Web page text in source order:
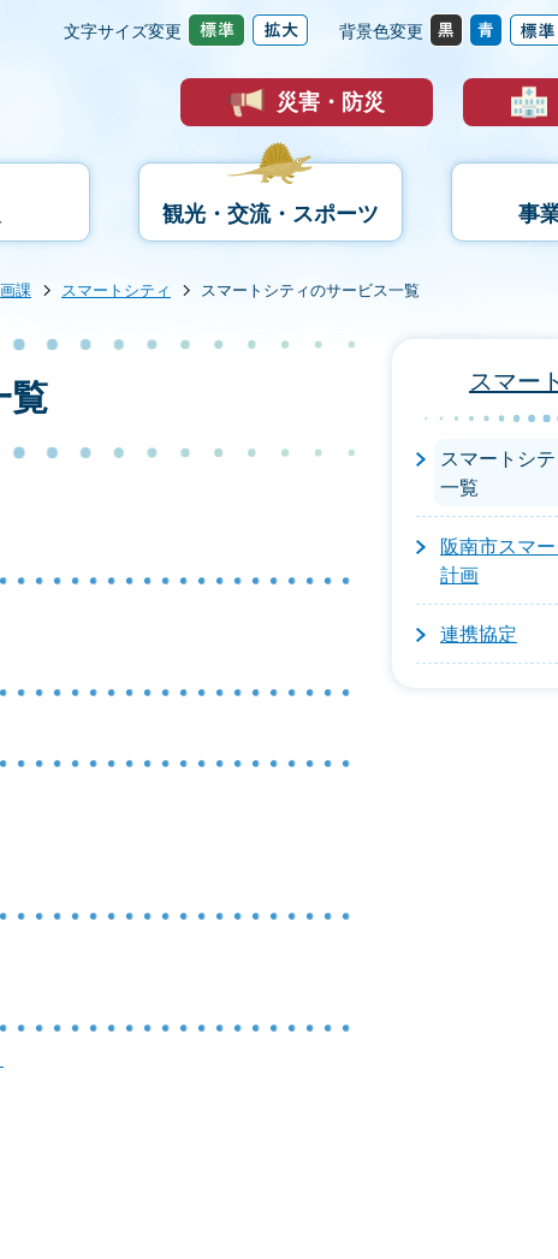
文字サイズ変更 背景色変更
災害・防災
観光・交流・スポーツ 事
課 スマートシティ スマートシティのサービス一覧
覧 スマー
スマートシ
一覧
阪南市スマ
計画
連携協定